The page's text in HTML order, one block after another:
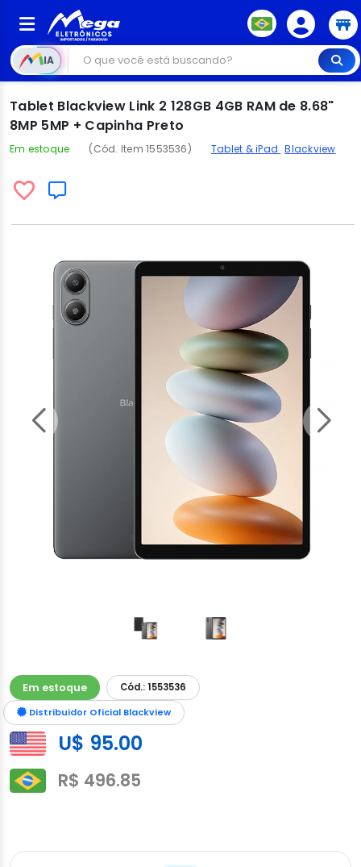
IA
Tablet Blackview Link 2 128GB 4GB RAM de 8.68"
8MP 5MP + Capinha Preto
Em estoque (Cód. Item 1553536) Tablet & iPad Blackview
Em estoque
Cód.: 1553536
Distribuidor Oficial Blackview
U$ 95.00
R$ 496.85